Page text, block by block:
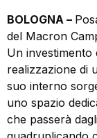
BOLOGNA –
del Macron
Un investimento
realizzazione di
suo interno
uno spazio
che passerà